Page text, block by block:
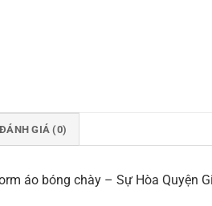
ĐÁNH GIÁ (0)
áo bóng chày – Sự Hòa Quyện